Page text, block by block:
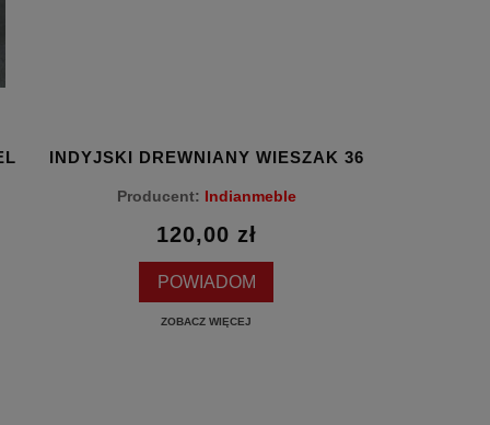
INDYJSKI DREWNIANY WIESZAK 36
Producent: Indianmeble
120,00 zł
POWIADOM
ZOBACZ WIĘCEJ